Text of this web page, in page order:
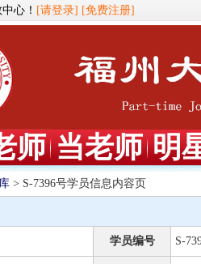
心！ [请登录] [免费注册]
师 当老师 明
> S-7396号学员信息内容页
学员编号 S-